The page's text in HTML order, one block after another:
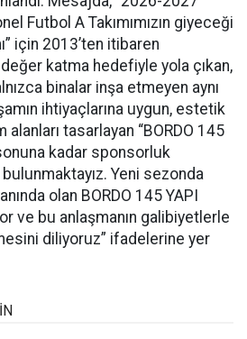
Futbol A Takımımızın giyeceği
için 2013’ten itibaren
katma hedefiyle yola çıkan,
binalar inşa etmeyen aynı
ihtiyaçlarına uygun, estetik
tasarlayan “BORDO 145
kadar sponsorluk
Yeni sezonda
olan BORDO 145 YAPI
ve bu anlaşmanın galibiyetlerle
diliyoruz” ifadelerine yer